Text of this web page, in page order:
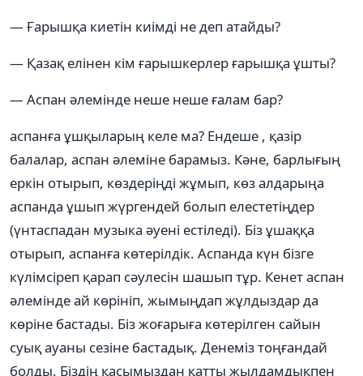
— Ғарышқа киетін киімді не деп атайды?
— Қазақ елінен кім ғарышкерлер ғарышқа ұшты?
— Аспан әлемінде неше неше ғалам бар?
аспанға ұшқыларың келе ма? Ендеше , қазір
балалар, аспан әлеміне барамыз. Кәне, барлығың
еркін отырып, көздеріңді жұмып, көз алдарыңа
аспанда ұшып жүргендей болып елестетіңдер
(үнтаспадан музыка әуені естіледі). Біз ұшаққа
отырып, аспанға көтерілдік. Аспанда күн бізге
күлімсіреп қарап сәулесін шашып тұр. Кенет аспан
әлемінде ай көрініп, жымыңдап жұлдыздар да
көріне бастады. Біз жоғарыға көтерілген сайын
суық ауаны сезіне бастадық. Денеміз тоңғандай
болды. Біздің қасымыздан қатты жылдамдықпен